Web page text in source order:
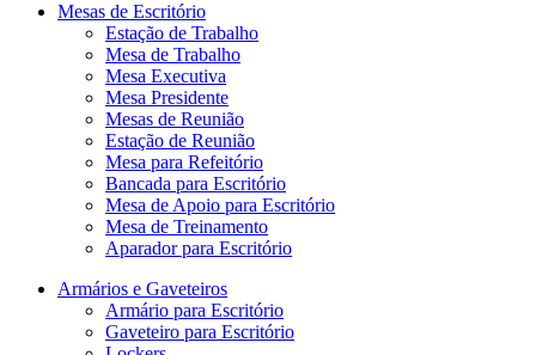
Mesas de Escritório
Estação de Trabalho
Mesa de Trabalho
Mesa Executiva
Mesa Presidente
Mesas de Reunião
Estação de Reunião
Mesa para Refeitório
Bancada para Escritório
Mesa de Apoio para Escritório
Mesa de Treinamento
Aparador para Escritório
Armários e Gaveteiros
Armário para Escritório
Gaveteiro para Escritório